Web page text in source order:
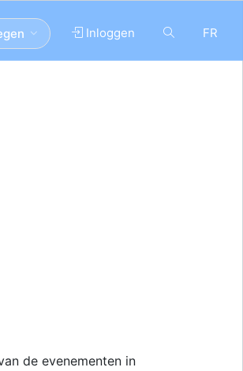
FR
Inloggen
de evenementen in